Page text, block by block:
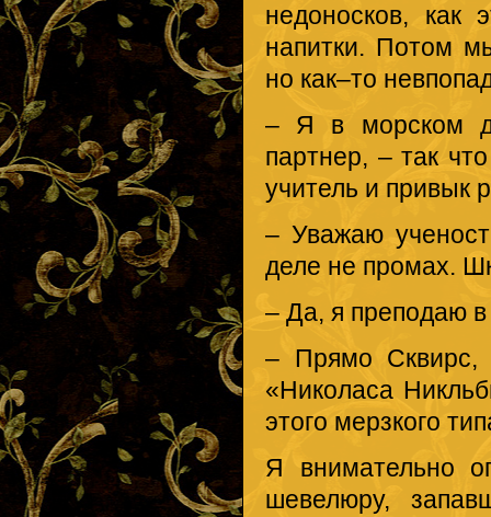
недоносков, как
напитки. Потом
но как–то
– Я в морском
партнер, – так
учитель и привык
– Уважаю
деле не промах.
– Да, я преподаю
– Прямо Сквирс,
«Николаса
этого мерзкого
Я внимательно
шевелюру,